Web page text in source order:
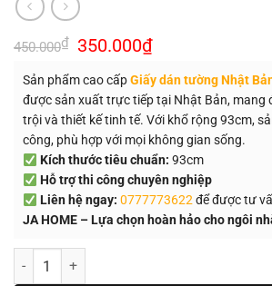
450.000₫ Giá
gốc
450.000₫.
350.000₫Giá
hiện
là:
350.000₫.
Sản phẩm cao cấpGiấy dán tường Nhật
được sản xuất trực tiếp tại Nhật Bản, mang
trội và thiết kế tinh tế. Với khổ rộng 93cm,
công, phù hợp với mọi không gian sống.
Kích thước tiêu chuẩn: 93cm
Hỗ trợ thi công chuyên nghiệp
Liên hệ ngay: 0777773622để được tư
JA HOME – Lựa chọn hoàn hảo cho ngôi
Số lượng